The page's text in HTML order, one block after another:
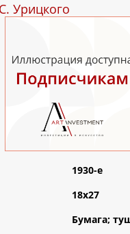
Урицкого
1930-е
18х27
Бумага;